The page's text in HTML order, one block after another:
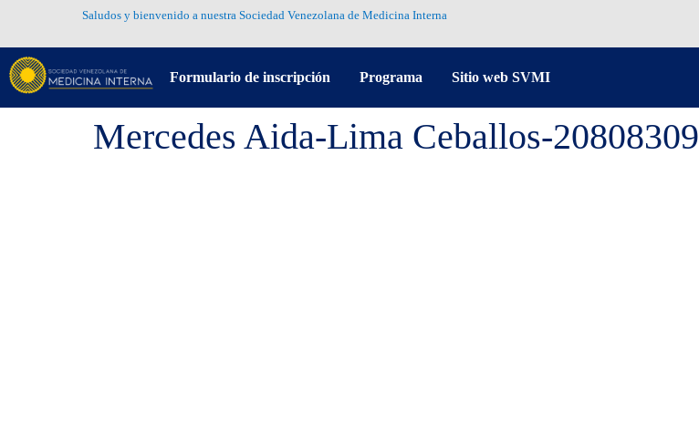
Saludos y bienvenido a nuestra Sociedad Venezolana de Medicina Interna
Formulario de inscripción Programa Sitio web SVMI
Mercedes Aida-Lima Ceballos-20808309